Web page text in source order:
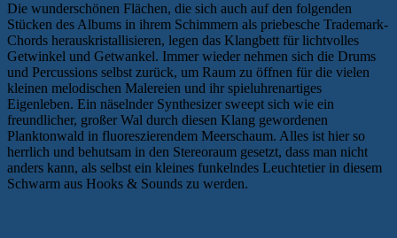
Die wunderschönen Flächen, die sich auch auf den folgenden
Stücken des Albums in ihrem Schimmern als priebesche Trademark-
Chords herauskristallisieren, legen das Klangbett für lichtvolles
Getwinkel und Getwankel. Immer wieder nehmen sich die Drums
und Percussions selbst zurück, um Raum zu öffnen für die vielen
kleinen melodischen Malereien und ihr spieluhrenartiges
Eigenleben. Ein näselnder Synthesizer sweept sich wie ein
freundlicher, großer Wal durch diesen Klang gewordenen
Planktonwald in fluoreszierendem Meerschaum. Alles ist hier so
herrlich und behutsam in den Stereoraum gesetzt, dass man nicht
anders kann, als selbst ein kleines funkelndes Leuchtetier in diesem
Schwarm aus Hooks & Sounds zu werden.